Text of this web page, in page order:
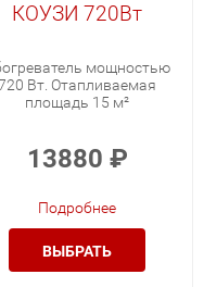
КОУЗИ 720Вт
мощностью
Вт. Отапливаемая
площадь 15 м²
13880 ₽
Подробнее
ВЫБРАТЬ